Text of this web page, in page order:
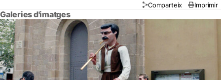
Comparteix Imprimir
Galeries d'imatges